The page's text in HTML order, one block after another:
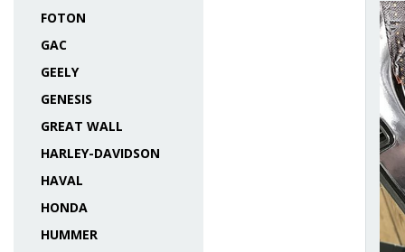
FOTON
GAC
GEELY
GENESIS
GREAT WALL
HARLEY-DAVIDSON
HAVAL
HONDA
HUMMER